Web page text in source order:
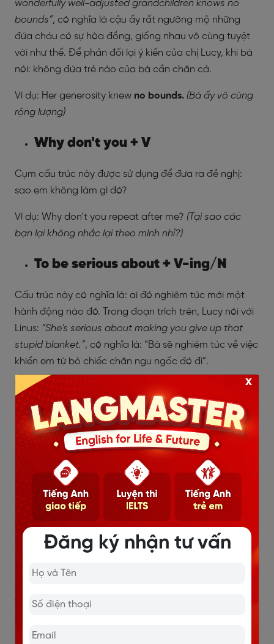
wonderfully well-adjusted grandchildren knows no
bounds”, có nghĩa là cậu ấy rất ngưỡng mộ những
đứa cháu có sự hòa đồng, giống nhau vô cùng tuyệt
vời như thế. Để phản đối lại ý kiến của chị Lucy, khi bà
nói: không đứa trẻ nào của bà cần chăn cả.
Ví dụ: Her generosity knew no bounds. (Bà ấy vô cùng
rộng lượng)
Why don't you + V
Cụm cấu trúc này được sử dụng để đưa ra đề nghị:
sao em không làm gì đó?
Ví dụ: Why don’t you repeat after me? (Tại sao các
bạn lại không nhắc lại theo mình nhỉ?)
To be serious about + V-ing/N
Cấu trúc này có nghĩa là: ai đó nghiêm túc mới một
hành động nào đó. Trong đoạn trích trên, Lucy nói với
Linus: “She's serious about making you give up that
stupid blanket.”, có nghĩa là: “Bà sẽ nghiêm túc về việc
khiến em từ bỏ chiếc chăn ngu ngốc đó đi”.
Ví dụ: You should be
(Bạn nên
thực sự nghiêm túc với công việc của bạn đi)
Make someone do something
Cấu trúc này ép/ buộc/ khiến ai đó làm gì. Trong đoạn
hội thoại,“make you give up”có nghĩa là buộc em
phải từ bỏ.
Ví dụ: Make someone cry.(khiến ai đó phải khóc)
Cut into something
Cấu trúc này có nghĩa là cắt cái gì đó ra thành cái gì.
Trong đoạn trích, Lucy đã dùng cách này để dọa nạt
em trai của mình:
thousand pieces”
Đăng ký nhận tư vấn
x